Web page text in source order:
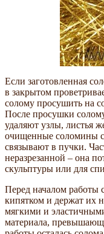
Если заготовленная
в закрытом
солому просушить на
После просушки
удаляют узлы, листья
очищенные соломины
связывают в пучки.
неразрезанной – она
скульптуры или для
Перед началом работы
кипятком и держат их
мягкими и
материала,